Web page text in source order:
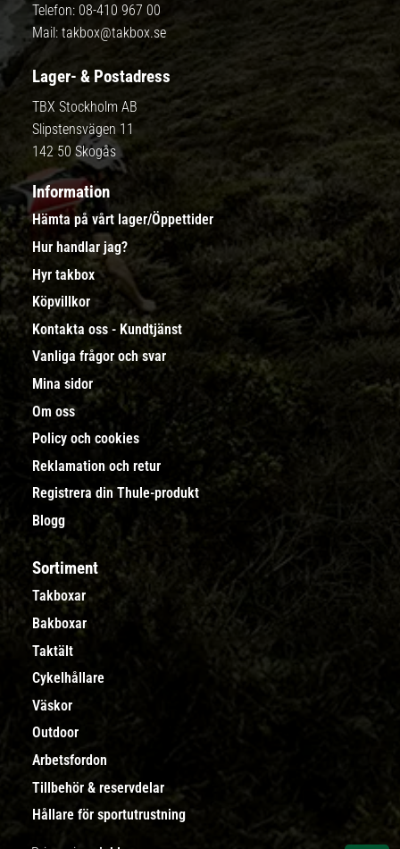
Telefon: 08-410 967 00
Mail: takbox@takbox.se
Lager- & Postadress
TBX Stockholm AB
Slipstensvägen 11
142 50 Skogås
Information
Hämta på vårt lager/Öppettider
Hur handlar jag?
Hyr takbox
Köpvillkor
Kontakta oss - Kundtjänst
Vanliga frågor och svar
Mina sidor
Om oss
Policy och cookies
Reklamation och retur
Registrera din Thule-produkt
Blogg
Sortiment
Takboxar
Bakboxar
Taktält
Cykelhållare
Väskor
Outdoor
Arbetsfordon
Tillbehör & reservdelar
Hållare för sportutrustning